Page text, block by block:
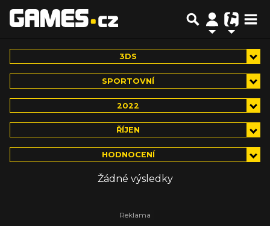
3DS
SPORTOVNÍ
2022
ŘÍJEN
HODNOCENÍ
Žádné výsledky